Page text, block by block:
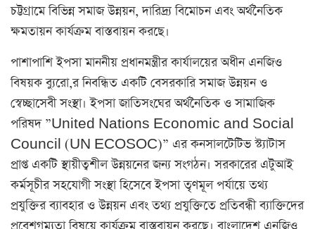
চট্টগ্রামে বিভিন্ন সমাজ উন্নয়ন, দারিদ্র্য বিমোচন এবং অর্থনৈতিক
ক্ষমতায়ন কার্যক্রম বাস্তবায়ন করছে।
পাশাপাশি ইপসা মাননীয় প্রধানমন্ত্রীর কার্যালয়ের অধীন এনজিও
বিষয়ক ব্যুরো,র নিবন্ধিত একটি বেসরকারি সমাজ উন্নয়ন ও
স্বেচ্ছাসেবী সংস্থা। ইপসা জাতিসংঘের অর্থনৈতিক ও সামাজিক
পরিষদ ”United Nations Economic and Social
Council (UN ECOSOC)” এর কনসালটেটিভ স্ট্যাটাস
প্রাপ্ত একটি স্থায়ীত্বশীল উন্নয়নের জন্য সংগঠন। সরকারের এটুআই
কর্মসূচীর সহযোগী সংস্থা হিসেবে ইপসা তৃণমূল পর্যায়ে তথ্য
প্রযুক্তির ব্যাবহার ও উন্নয়ন এবং তথ্য প্রযুক্তিতে প্রতিবন্ধী ব্যাক্তিদের